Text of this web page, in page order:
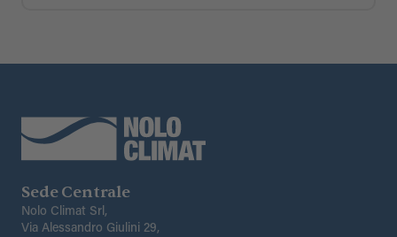
Sede Centrale
Nolo Climat Srl,
Via Alessandro Giulini 29,